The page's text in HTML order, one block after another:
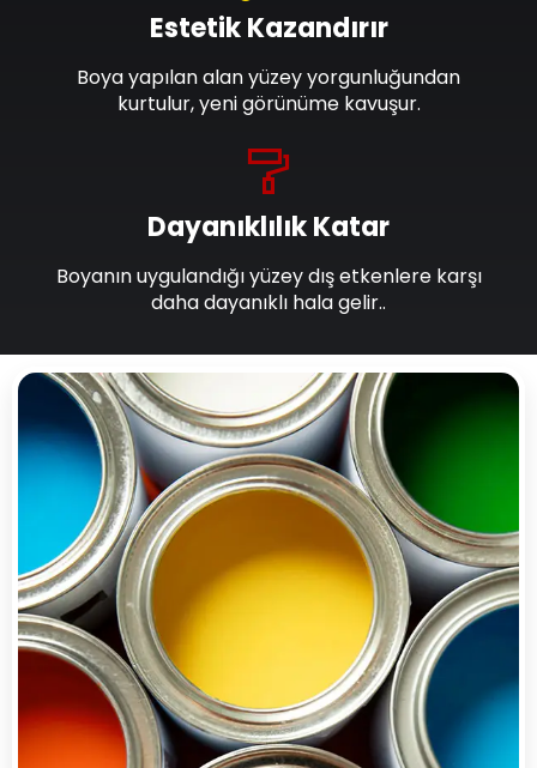
Dayanıklılık Katar
Boyanın uygulandığı yüzey dış etkenlere karşı
daha dayanıklı hala gelir..
Estetik Kazandırır
Boya yapılan alan yüzey yorgunluğundan
kurtulur, yeni görünüme kavuşur.